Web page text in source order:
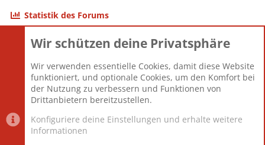
Statistik des Forums
Themen
Mitglieder
12.425
Neuestes Mitglied
Toddster85
Wir schützen deine Privatsphäre
Wir verwenden essentielle Cookies, damit diese Website
funktioniert, und optionale Cookies, um den Komfort bei
der Nutzung zu verbessern und Funktionen von
Drittanbietern bereitzustellen.
Konfiguriere deine Einstellungen und erhalte weitere
Informationen